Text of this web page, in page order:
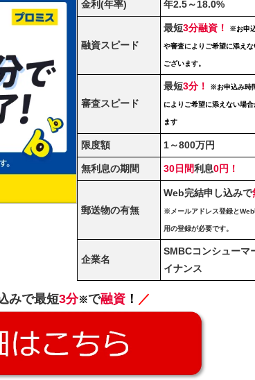
金利(年率) 年2.5～18.0%
融資スピード
最短3分融資！ ※お申
や審査によりご希望に添え
ございます。
審査スピード
最短3分！ ※お申込み時
によりご希望に添えない場
ます
限度額 1～800万円
無利息の期間 30日間利息0円！
郵送物の有無
Web完結申し込みで
※メールアドレス登録とWeb
用の登録が必要です。
企業名
SMBCコンシューマ
イナンス
みで最短3分※で融資 ！ ／